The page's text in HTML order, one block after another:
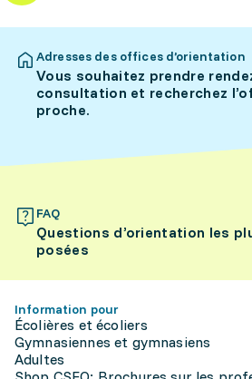
Adresses des offices d’orientation
Vous souhaitez prendre
consultation et recherchez
proche.
FAQ
Questions d’orientation les
posées
Information pour
Écolières et écoliers
Gymnasiennes et gymnasiens
Adultes